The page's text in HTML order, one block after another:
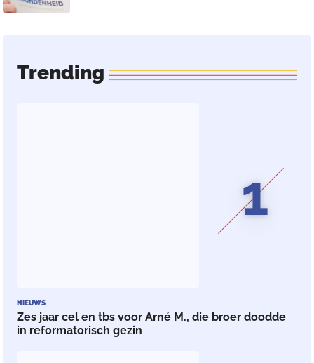
Trending
1
NIEUWS
Zes jaar cel en tbs voor Arné M., die broer doodde
in reformatorisch gezin